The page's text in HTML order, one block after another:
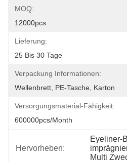
MOQ:
12000pcs
Lieferung:
25 Bis 30 Tage
Verpackung Informationen:
Wellenbrett, PE-Tasche, Karton
Versorgungsmaterial-Fähigkeit:
600000pcs/month
Hervorheben:
Eyeliner-
Multi